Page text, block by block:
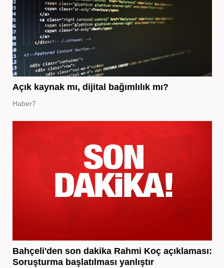
Açık kaynak mı, dijital bağımlılık mı?
Haber7
Bahçeli'den son dakika Rahmi Koç açıklaması:
Soruşturma başlatılması yanlıştır